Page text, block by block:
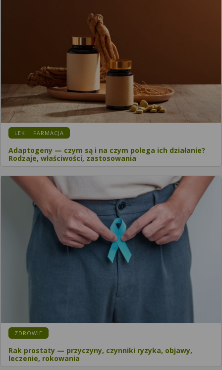
LEKI I FARMACJA
Adaptogeny — czym są i na czym polega ich działanie?
Rodzaje, właściwości, zastosowania
ZDROWIE
Rak prostaty — przyczyny, czynniki ryzyka, objawy,
leczenie, rokowania